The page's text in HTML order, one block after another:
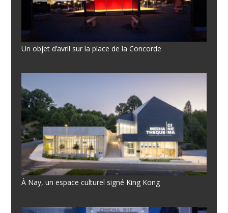
Un objet d’avril sur la place de la Concorde
À Nay, un espace culturel signé King Kong